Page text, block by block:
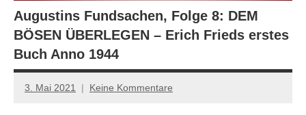
Augustins Fundsachen, Folge 8: DEM
BÖSEN ÜBERLEGEN – Erich Frieds erstes
Buch Anno 1944
3. Mai 2021
Anton
Keine Kommentare